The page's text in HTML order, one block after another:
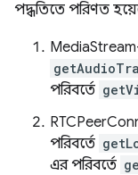
পদ্ধতিতে পরিণত
পরিবর্তে
পরিবর্তে
এর পরিবর্তে